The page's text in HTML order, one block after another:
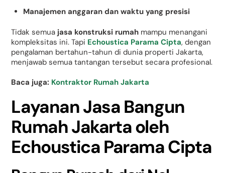
Manajemen anggaran dan waktu yang presisi
Tidak semua jasa konstruksi rumah mampu menangani
kompleksitas ini. Tapi Echoustica Parama Cipta, dengan
pengalaman bertahun-tahun di dunia properti Jakarta,
menjawab semua tantangan tersebut secara profesional.
Baca juga: Kontraktor Rumah Jakarta
Layanan Jasa Bangun
Rumah Jakarta oleh
Echoustica Parama Cipta